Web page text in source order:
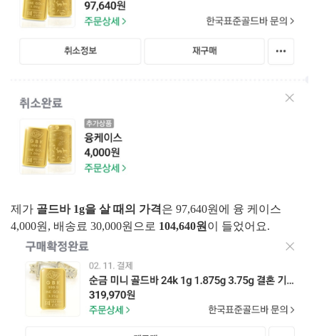
제가 골드바 1g을 살 때의 가격은 97,640원에 융 케이스
4,000원, 배송료 30,000원으로 104,640원 이 들었어요.